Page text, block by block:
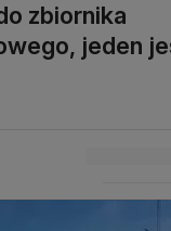
zbiornika
jeden